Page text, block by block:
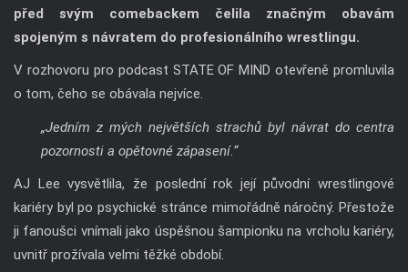
V rozhovoru pro podcast STATE OF MIND otevřeně promluvila
o tom, čeho se obávala nejvíce.
„Jedním z mých největších strachů byl návrat do centra
pozornosti a opětovné zápasení.“
AJ Lee vysvětlila, že poslední rok její původní wrestlingové
kariéry byl po psychické stránce mimořádně náročný. Přestože
ji fanoušci vnímali jako úspěšnou šampionku na vrcholu kariéry,
uvnitř prožívala velmi těžké období.
„O mém posledním roce ve wrestlingu jsme mluvili už v
minulém podcastu. V mém životě se tehdy dělo tolik věcí a